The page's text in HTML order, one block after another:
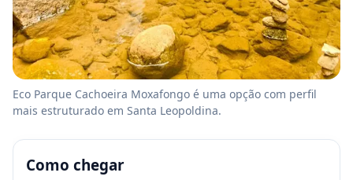
Eco Parque Cachoeira Moxafongo é uma opção com perfil
mais estruturado em Santa Leopoldina.
Como chegar